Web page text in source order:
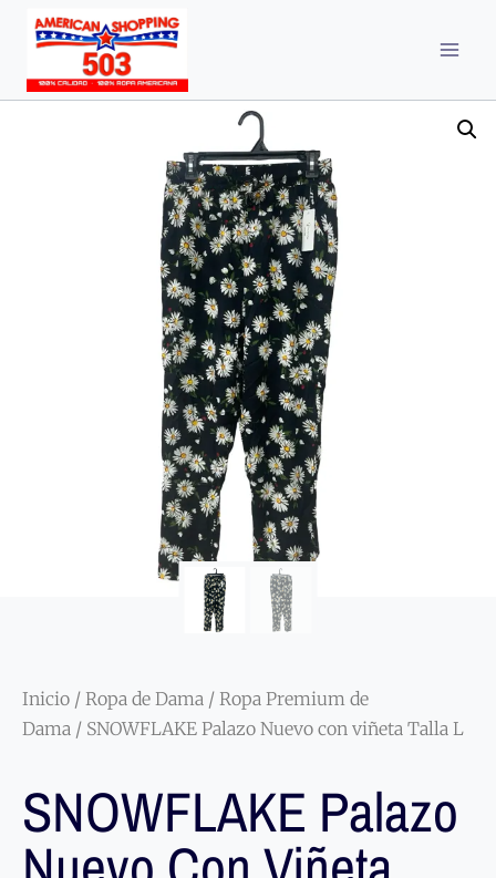
Inicio / Ropa de Dama / Ropa Premium de
Dama / SNOWFLAKE Palazo Nuevo con viñeta Talla L
SNOWFLAKE Palazo